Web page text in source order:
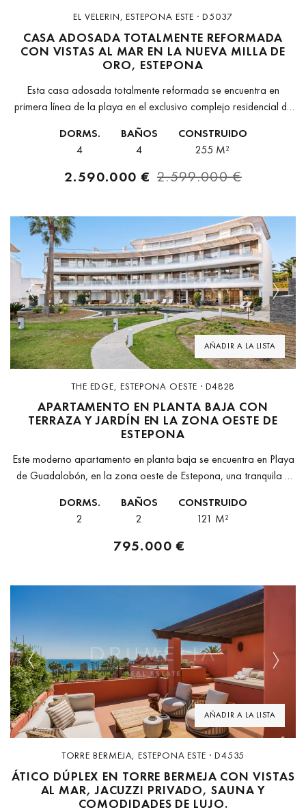
EL VELERIN, ESTEPONA ESTE · D5037
CASA ADOSADA TOTALMENTE REFORMADA
CON VISTAS AL MAR EN LA NUEVA MILLA DE
ORO, ESTEPONA
Esta casa adosada totalmente reformada se encuentra en
primera línea de la playa en el exclusivo complejo residencial de
DORMS.
4
BAÑOS
4
CONSTRUIDO
255 M²
2.590.000 € 2.599.000 €
AÑADIR A LA LISTA
Previous Next
THE EDGE, ESTEPONA OESTE · D4828
APARTAMENTO EN PLANTA BAJA CON
TERRAZA Y JARDÍN EN LA ZONA OESTE DE
ESTEPONA
Este moderno apartamento en planta baja se encuentra en Playa
de Guadalobón, en la zona oeste de Estepona, una tranquila y
privacidad y...
DORMS.
2
BAÑOS
2
CONSTRUIDO
121 M²
795.000 €
AÑADIR A LA LISTA
Previous Next
TORRE BERMEJA, ESTEPONA ESTE · D4535
ÁTICO DÚPLEX EN TORRE BERMEJA CON VISTAS
AL MAR, JACUZZI PRIVADO, SAUNA Y
COMODIDADES DE LUJO.